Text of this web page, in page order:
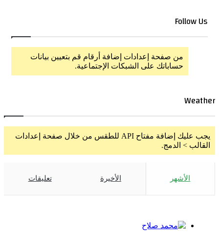
Follow Us
من صفحة إعدادات إضافة أرقام قم بتعيين بيانات
حساباتك على الشبكات الإجتماعية.
Weather
يجب عليك إضافة مفتاح API للطقس من خلال صفحة إعدادات
القالب > الدمج.
الأشهر الأخيرة تعليقات